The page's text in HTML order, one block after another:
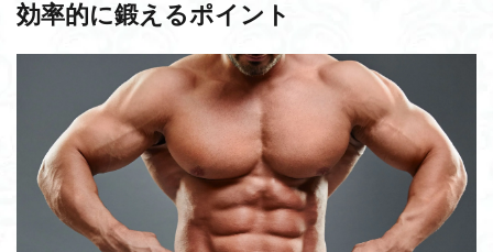
効率的に鍛えるポイント